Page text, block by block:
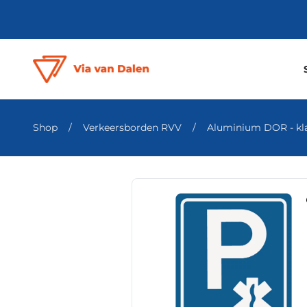
Shop / Verkeersborden RVV / Aluminium DOR -